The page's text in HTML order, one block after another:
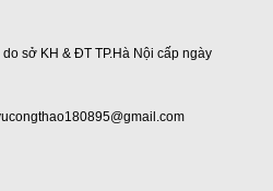
sở KH & ĐT TP.Hà Nội cấp ngày